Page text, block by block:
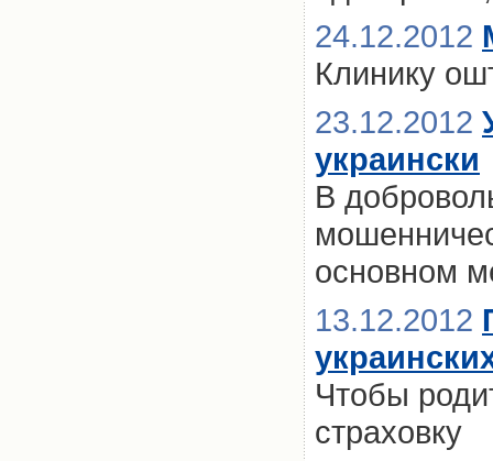
24.12.2012
Клинику
23.12.2012
украински
В
основном
13.12.2012
Чтобы
страховку